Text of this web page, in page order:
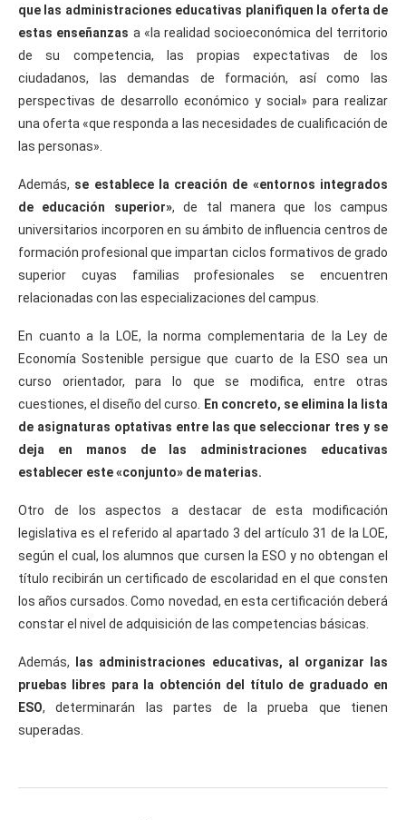
que las administraciones educativas planifiquen la oferta de
estas enseñanzas a «la realidad socioeconómica del territorio
de su competencia, las propias expectativas de los
ciudadanos, las demandas de formación, así como las
perspectivas de desarrollo económico y social» para realizar
una oferta «que responda a las necesidades de cualificación de
las personas».
Además, se establece la creación de «entornos integrados
de educación superior», de tal manera que los campus
universitarios incorporen en su ámbito de influencia centros de
formación profesional que impartan ciclos formativos de grado
superior cuyas familias profesionales se encuentren
relacionadas con las especializaciones del campus.
En cuanto a la LOE, la norma complementaria de la Ley de
Economía Sostenible persigue que cuarto de la ESO sea un
curso orientador, para lo que se modifica, entre otras
cuestiones, el diseño del curso.
En concreto, se elimina la lista
de asignaturas optativas entre las que seleccionar tres y se
deja en manos de las administraciones educativas
establecer este «conjunto» de materias.
Otro de los aspectos a destacar de esta modificación
legislativa es el referido al apartado 3 del artículo 31 de la LOE,
según el cual, los alumnos que cursen la ESO y no obtengan el
título recibirán un certificado de escolaridad en el que consten
los años cursados. Como novedad, en esta certificación deberá
constar el nivel de adquisición de las competencias básicas.
Además,
las administraciones educativas, al organizar las
pruebas libres para la obtención del título de graduado en
ESO, determinarán las partes de la prueba que tienen
superadas.